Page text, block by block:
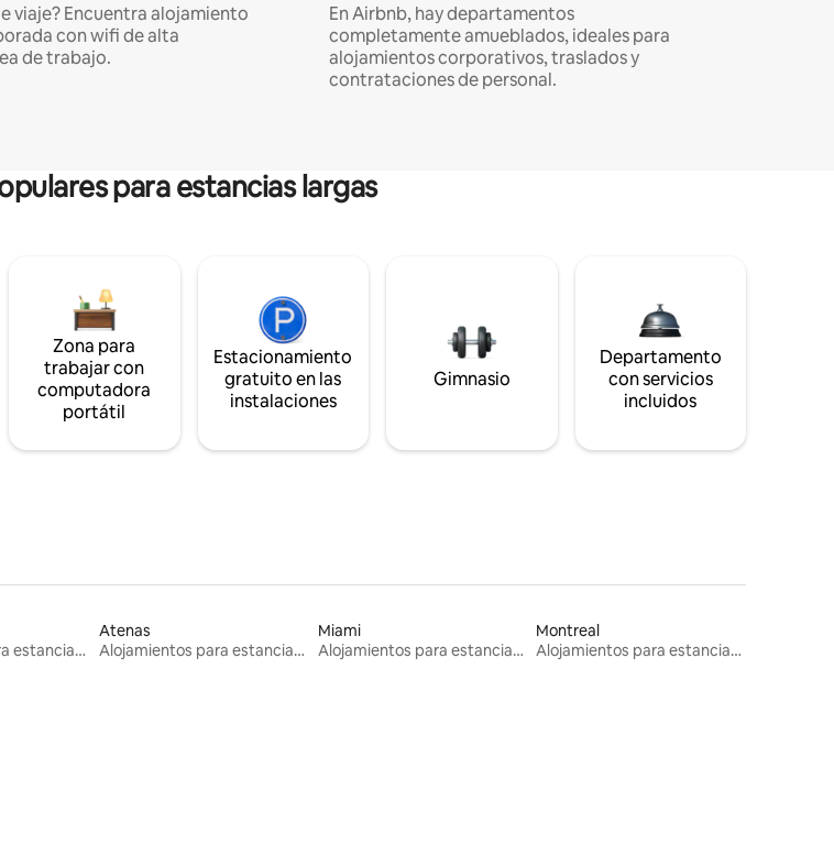
viaje? Encuentra alojamiento
con wifi de alta
de trabajo.
En Airbnb, hay departamentos
completamente amueblados, ideales para
alojamientos corporativos, traslados y
contrataciones de personal.
para estancias largas
Zona para
trabajar con
computadora
portátil
Estacionamiento
gratuito en las
instalaciones
Gimnasio
Departamento
con servicios
incluidos
Alojamientos para estancias largas
Atenas
Alojamientos para estancias largas
Miami
Alojamientos para estancias largas
Montreal
Alojamientos para estancias largas